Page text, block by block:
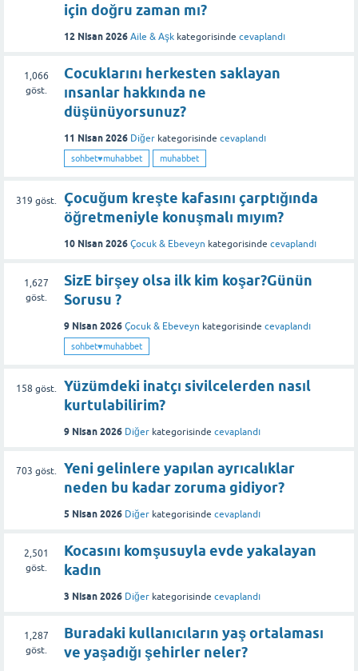
için doğru zaman mı?
12 Nisan 2026 Aile & Aşk kategorisinde cevaplandı
1,066
göst.
Cocuklarını herkesten saklayan
ınsanlar hakkında ne
düşünüyorsunuz?
11 Nisan 2026 Diğer kategorisinde cevaplandı
sohbet♥️muhabbet muhabbet
319 göst.
Çocuğum kreşte kafasını çarptığında
öğretmeniyle konuşmalı mıyım?
10 Nisan 2026 Çocuk & Ebeveyn kategorisinde cevaplandı
1,627
göst.
SizE birşey olsa ilk kim koşar?Günün
Sorusu ?
9 Nisan 2026 Çocuk & Ebeveyn kategorisinde cevaplandı
sohbet♥️muhabbet
158 göst.
Yüzümdeki inatçı sivilcelerden nasıl
kurtulabilirim?
9 Nisan 2026 Diğer kategorisinde cevaplandı
703 göst.
Yeni gelinlere yapılan ayrıcalıklar
neden bu kadar zoruma gidiyor?
5 Nisan 2026 Diğer kategorisinde cevaplandı
2,501
göst.
Kocasını komşusuyla evde yakalayan
kadın
3 Nisan 2026 Diğer kategorisinde cevaplandı
1,287
göst.
Buradaki kullanıcıların yaş ortalaması
ve yaşadığı şehirler neler?